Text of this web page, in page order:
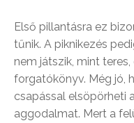
Első pillantásra ez
tűnik. A piknikezés
nem játszik, mint
forgatókönyv. Még jó,
csapással elsöpörheti
aggodalmat. Mert a